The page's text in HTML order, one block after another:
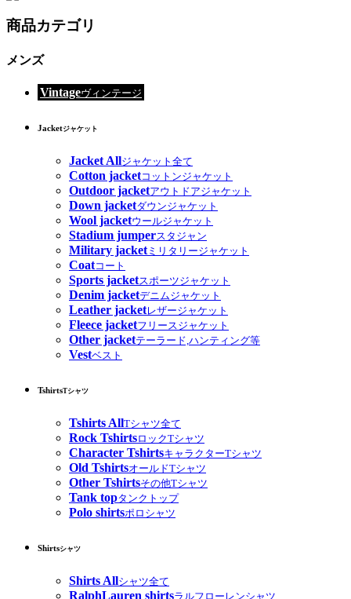
商品カテゴリ
メンズ
Vintageヴィンテージ
Jacketジャケット
Jacket Allジャケット全て
Cotton jacketコットンジャケット
Outdoor jacketアウトドアジャケット
Down jacketダウンジャケット
Wool jacketウールジャケット
Stadium jumperスタジャン
Military jacketミリタリージャケット
Coatコート
Sports jacketスポーツジャケット
Denim jacketデニムジャケット
Leather jacketレザージャケット
Fleece jacketフリースジャケット
Other jacketテーラード,ハンティング等
Vestベスト
TshirtsTシャツ
Tshirts AllTシャツ全て
Rock TshirtsロックTシャツ
Character TshirtsキャラクターTシャツ
Old TshirtsオールドTシャツ
Other Tshirtsその他Tシャツ
Tank topタンクトップ
Polo shirtsポロシャツ
Shirtsシャツ
Shirts Allシャツ全て
RalphLauren shirtsラルフローレンシャツ